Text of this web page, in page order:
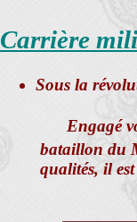
Carrière
Sous la
Engagé
bataillon du
qualités, il